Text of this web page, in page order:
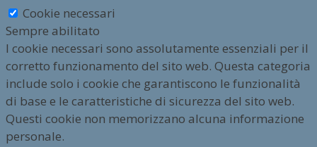
Cookie necessari
Sempre abilitato
I cookie necessari sono assolutamente essenziali per il
corretto funzionamento del sito web. Questa categoria
include solo i cookie che garantiscono le funzionalità
di base e le caratteristiche di sicurezza del sito web.
Questi cookie non memorizzano alcuna informazione
personale.